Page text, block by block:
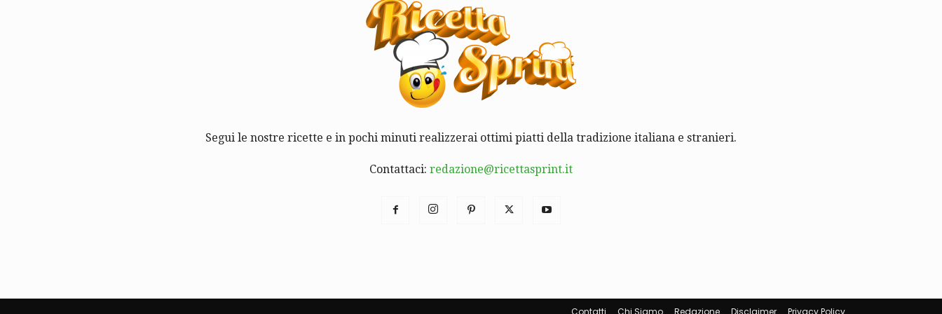
Segui le nostre ricette e in pochi minuti realizzerai ottimi piatti della tradizione italiana e stranieri.
Contattaci: redazione@ricettasprint.it
Contatti Chi Siamo Redazione Disclaimer Privacy Policy